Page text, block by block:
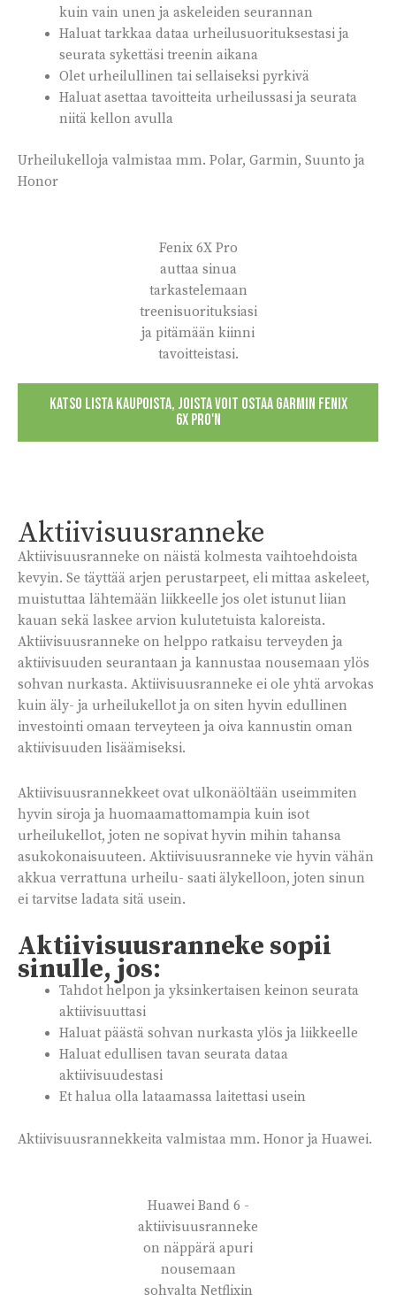
kuin vain unen ja askeleiden seurannan
Haluat tarkkaa dataa urheilusuorituksestasi ja
seurata sykettäsi treenin aikana
Olet urheilullinen tai sellaiseksi pyrkivä
Haluat asettaa tavoitteita urheilussasi ja seurata
niitä kellon avulla
Urheilukelloja valmistaa mm. Polar, Garmin, Suunto ja
Honor
Fenix 6X Pro
auttaa sinua
tarkastelemaan
treenisuorituksiasi
ja pitämään kiinni
tavoitteistasi.
KATSO LISTA KAUPOISTA, JOISTA VOIT OSTAA GARMIN FENIX
6X PRO'N
Aktiivisuusranneke
Aktiivisuusranneke on näistä kolmesta vaihtoehdoista
kevyin. Se täyttää arjen perustarpeet, eli mittaa askeleet,
muistuttaa lähtemään liikkeelle jos olet istunut liian
kauan sekä laskee arvion kulutetuista kaloreista.
Aktiivisuusranneke on helppo ratkaisu terveyden ja
aktiivisuuden seurantaan ja kannustaa nousemaan ylös
sohvan nurkasta. Aktiivisuusranneke ei ole yhtä arvokas
kuin äly- ja urheilukellot ja on siten hyvin edullinen
investointi omaan terveyteen ja oiva kannustin oman
aktiivisuuden lisäämiseksi.
Aktiivisuusrannekkeet ovat ulkonäöltään useimmiten
hyvin siroja ja huomaamattomampia kuin isot
urheilukellot, joten ne sopivat hyvin mihin tahansa
asukokonaisuuteen. Aktiivisuusranneke vie hyvin vähän
akkua verrattuna urheilu- saati älykelloon, joten sinun
ei tarvitse ladata sitä usein.
Aktiivisuusranneke sopii
sinulle, jos:
Tahdot helpon ja yksinkertaisen keinon seurata
aktiivisuuttasi
Haluat päästä sohvan nurkasta ylös ja liikkeelle
Haluat edullisen tavan seurata dataa
aktiivisuudestasi
Et halua olla lataamassa laitettasi usein
Aktiivisuusrannekkeita valmistaa mm. Honor ja Huawei.
Huawei Band 6 -
aktiivisuusranneke
on näppärä apuri
nousemaan
sohvalta Netflixin